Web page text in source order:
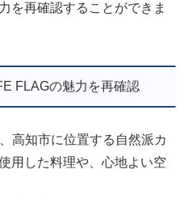
を再確認することができま
FLAGの魅力を再確認
高知市に位置する自然派カ
用した料理や、心地よい空